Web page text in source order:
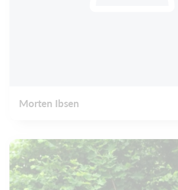
Morten Ibsen